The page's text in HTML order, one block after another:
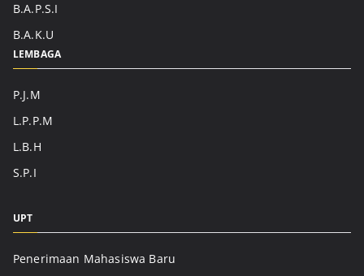
B.A.P.S.I
B.A.K.U
LEMBAGA
P.J.M
L.P.P.M
L.B.H
S.P.I
UPT
Penerimaan Mahasiswa Baru